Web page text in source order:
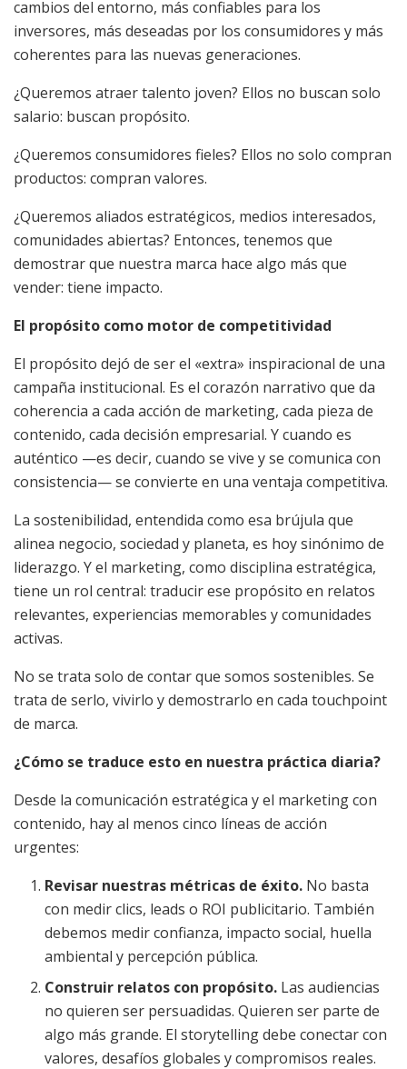
cambios del entorno, más confiables para los
inversores, más deseadas por los consumidores y más
coherentes para las nuevas generaciones.
¿Queremos atraer talento joven? Ellos no buscan solo
salario: buscan propósito.
¿Queremos consumidores fieles? Ellos no solo compran
productos: compran valores.
¿Queremos aliados estratégicos, medios interesados,
comunidades abiertas? Entonces, tenemos que
demostrar que nuestra marca hace algo más que
vender: tiene impacto.
El propósito como motor de competitividad
El propósito dejó de ser el «extra» inspiracional de una
campaña institucional. Es el corazón narrativo que da
coherencia a cada acción de marketing, cada pieza de
contenido, cada decisión empresarial. Y cuando es
auténtico —es decir, cuando se vive y se comunica con
consistencia— se convierte en una ventaja competitiva.
La sostenibilidad, entendida como esa brújula que
alinea negocio, sociedad y planeta, es hoy sinónimo de
liderazgo. Y el marketing, como disciplina estratégica,
tiene un rol central: traducir ese propósito en relatos
relevantes, experiencias memorables y comunidades
activas.
No se trata solo de contar que somos sostenibles. Se
trata de serlo, vivirlo y demostrarlo en cada touchpoint
de marca.
¿Cómo se traduce esto en nuestra práctica diaria?
Desde la comunicación estratégica y el marketing con
contenido, hay al menos cinco líneas de acción
urgentes:
Revisar nuestras métricas de éxito. No basta
con medir clics, leads o ROI publicitario. También
debemos medir confianza, impacto social, huella
ambiental y percepción pública.
Construir relatos con propósito. Las audiencias
no quieren ser persuadidas. Quieren ser parte de
algo más grande. El storytelling debe conectar con
valores, desafíos globales y compromisos reales.